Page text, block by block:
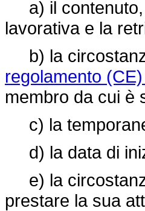
a) il contenuto,
lavorativa e la
b) la
regolamento
membro da cui è
c) la
d) la data di
e) la
prestare la sua